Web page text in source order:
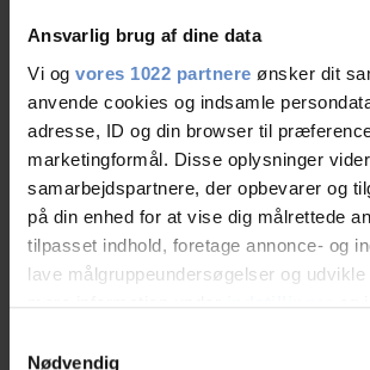
Ansvarlig brug af dine data
Vi og vores 1022 partnere ønsker dit
anvende cookies og indsamle
adresse, ID og din browser til
marketingformål. Disse oplysninger
samarbejdspartnere, der opbevarer og
på din enhed for at vise dig målrettede
tilpasset indhold, foretage annonce- og
lave målgruppeundersøgelser og udvikle
mere information underindstillingerog i
tilbage eller ændre indstillinger fra vores
Nødvendig
Aqua Akvarium & Dyrepark
Asger Jorn museet
Kano- og kajak ture på åen
Minigolf på Danmarks ældste men bedste bane (9 og
MTB Tour rundt i Nordskoven
Orienteringsløb rundt i byen
Papirmuseet
Silkeborg museum med Tollundmanden